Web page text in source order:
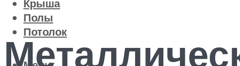
Крыша
Полы
Потолок